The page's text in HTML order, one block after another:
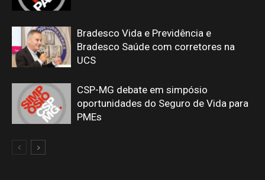
Bradesco Vida e Previdência e
Bradesco Saúde com corretores na
UCS
CSP-MG debate em simpósio
oportunidades do Seguro de Vida para
PMEs